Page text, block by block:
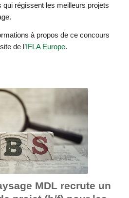
qui régissent les meilleurs projets
à propos de ce concours
de l’IFLA Europe.
MDL recrute un